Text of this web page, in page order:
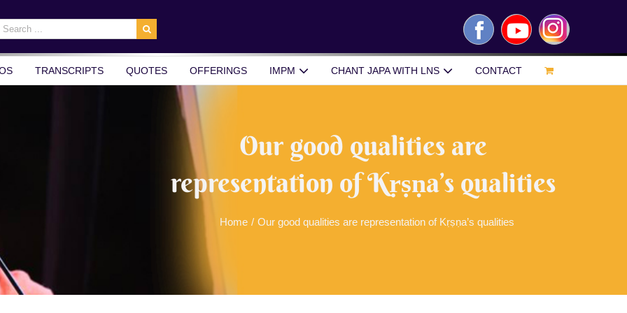
FacebookYouTubeInstagram
TRANSCRIPTS QUOTES OFFERINGS IMPM CHANT JAPA WITH LNS CONTACT
Our good qualities are
representation of Kṛṣṇa’s qualities
Home / Our good qualities are representation of Kṛṣṇa’s qualities